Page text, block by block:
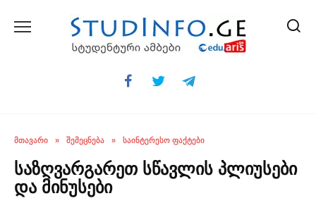
ᲛᲗᲐᲕᲐᲠᲘ » ᲨᲔᲛᲔᲪᲜᲔᲑᲐ » ᲡᲐᲘᲜᲢᲔᲠᲔᲡᲝ ᲤᲐᲥᲢᲔᲑᲘ
საზღვარგარეთ სწავლის პლიუსები
და მინუსები